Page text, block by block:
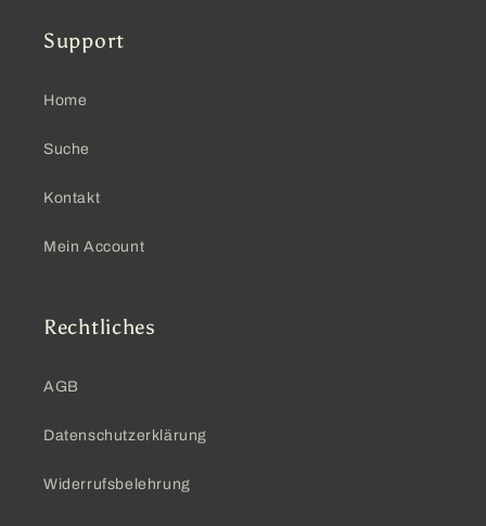
Support
Home
Suche
Kontakt
Mein Account
Rechtliches
AGB
Datenschutzerklärung
Widerrufsbelehrung